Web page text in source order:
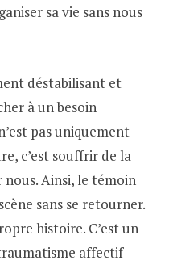
sa vie sans nous
déstabilisant et
à un besoin
pas uniquement
c’est souffrir de la
Ainsi, le témoin
sans se retourner.
histoire. C’est un
affectif